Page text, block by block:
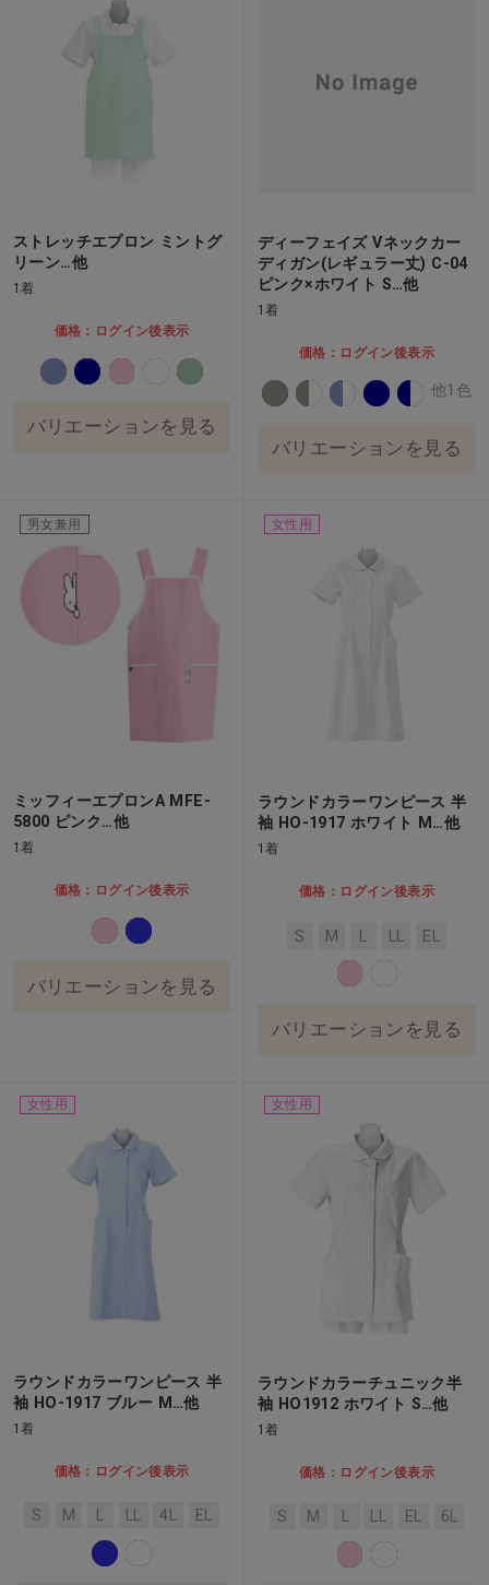
ストレッチエプロン ミントグ
リーン…他
1着
価格：ログイン後表示
バリエーションを見る
ディーフェイズ Vネックカー
ディガン(レギュラー丈) C-04
ピンク×ホワイト S…他
1着
価格：ログイン後表示
他1色
バリエーションを見る
男女兼用
ミッフィーエプロンA MFE-
5800 ピンク…他
1着
価格：ログイン後表示
バリエーションを見る
女性用
ラウンドカラーワンピース 半
袖 HO-1917 ホワイト M…他
1着
価格：ログイン後表示
S M EL
バリエーションを見る
女性用
ラウンドカラーワンピース 半
袖 HO-1917 ブルー M…他
1着
価格：ログイン後表示
S M 4L EL
女性用
ラウンドカラーチュニック半
袖 HO1912 ホワイト S…他
1着
価格：ログイン後表示
S M EL 6L